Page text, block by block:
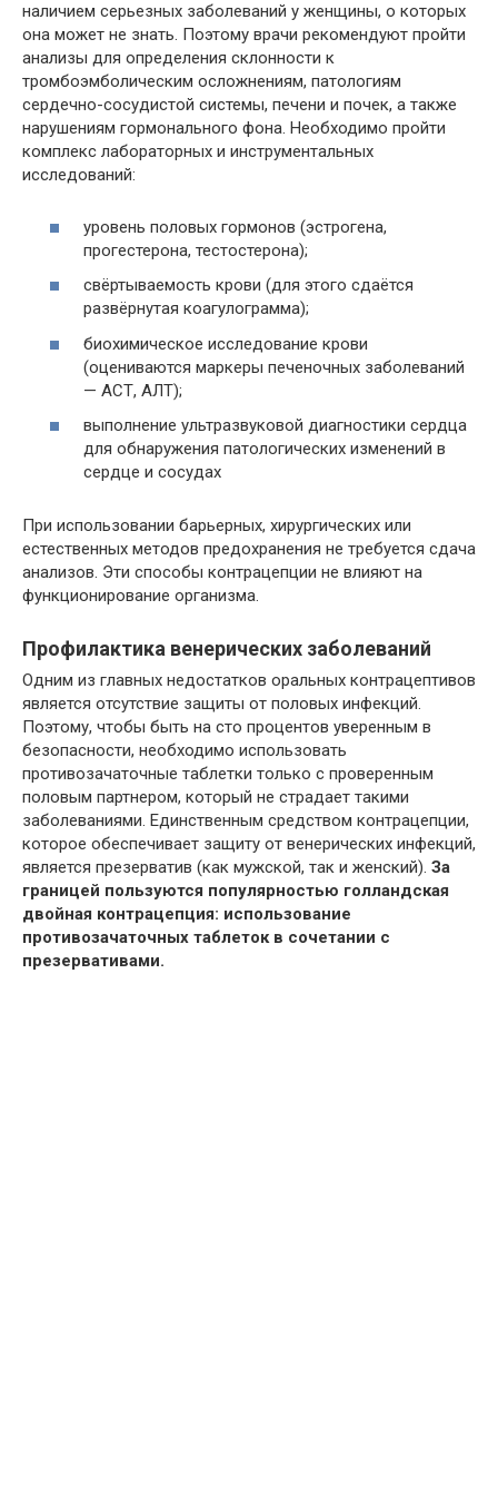
наличием серьезных заболеваний у женщины, о которых
она может не знать. Поэтому врачи рекомендуют пройти
анализы для определения склонности к
тромбоэмболическим осложнениям, патологиям
сердечно-сосудистой системы, печени и почек, а также
нарушениям гормонального фона. Необходимо пройти
комплекс лабораторных и инструментальных
исследований:
уровень половых гормонов (эстрогена,
прогестерона, тестостерона);
свёртываемость крови (для этого сдаётся
развёрнутая коагулограмма);
биохимическое исследование крови
(оцениваются маркеры печеночных заболеваний
— АСТ, АЛТ);
выполнение ультразвуковой диагностики сердца
для обнаружения патологических изменений в
сердце и сосудах
При использовании барьерных, хирургических или
естественных методов предохранения не требуется сдача
анализов. Эти способы контрацепции не влияют на
функционирование организма.
Профилактика венерических заболеваний
Одним из главных недостатков оральных контрацептивов
является отсутствие защиты от половых инфекций.
Поэтому, чтобы быть на сто процентов уверенным в
безопасности, необходимо использовать
противозачаточные таблетки только с проверенным
половым партнером, который не страдает такими
заболеваниями. Единственным средством контрацепции,
которое обеспечивает защиту от венерических инфекций,
является презерватив (как мужской, так и женский). За
границей пользуются популярностью голландская
двойная контрацепция: использование
противозачаточных таблеток в сочетании с
презервативами.